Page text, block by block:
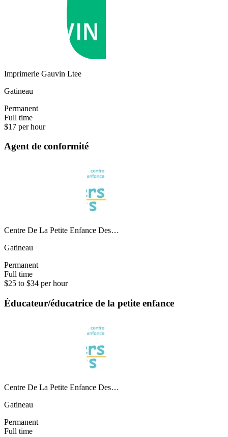
Imprimerie Gauvin Ltee
Gatineau
Permanent
Full time
$17 per hour
Agent de conformité
Centre De La Petite Enfance Des…
Gatineau
Permanent
Full time
$25 to $34 per hour
Éducateur/éducatrice de la petite enfance
Centre De La Petite Enfance Des…
Gatineau
Permanent
Full time